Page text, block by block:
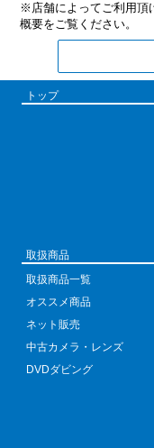
※店舗によってご利用頂
概要をご覧ください。
トップ
取扱商品
取扱商品一覧
オススメ商品
ネット販売
中古カメラ・レンズ
DVDダビング